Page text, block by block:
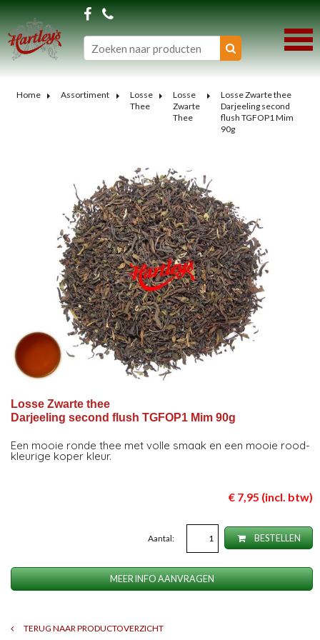
Home Assortiment
Losse
Thee
Losse
Zwarte
Thee
Losse Zwarte thee
Darjeeling second
flush TGFOP1 Mim
90g
Losse Zwarte thee
Darjeeling second flush TGFOP1 Mim 90g
Een mooie ronde thee met volle smaak en een mooie rood-
kleurige koper kleur.
€ 7,95 (incl. btw)
Aantal: BESTELLEN
MEER INFO AANVRAGEN
TERUG NAAR PRODUCTOVERZICHT